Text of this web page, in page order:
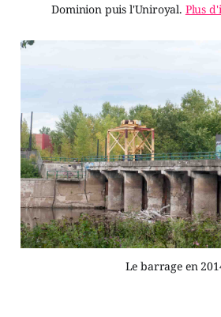
Dominion puis l'Uniroyal. Plus
Le barrage en